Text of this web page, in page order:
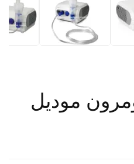
موديل